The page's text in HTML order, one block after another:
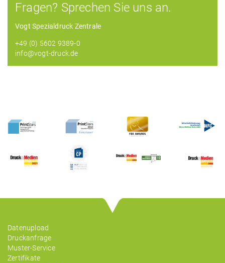
Fragen? Sprechen Sie uns an.
Vogt Spezialdruck Zentrale
+49 (0) 5602 9389-0
info@vogt-druck.de
Datenupload
Druckanfrage
Muster-Service
Zertifikate